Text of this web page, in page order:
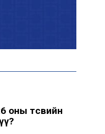
102 тусгай
оны төсвийн